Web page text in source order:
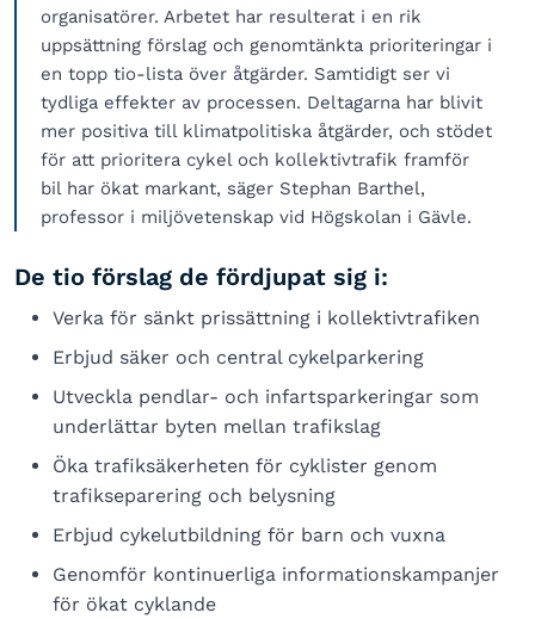
organisatörer. Arbetet har resulterat i en rik
uppsättning förslag och genomtänkta prioriteringar i
en topp tio-lista över åtgärder. Samtidigt ser vi
tydliga effekter av processen. Deltagarna har blivit
mer positiva till klimatpolitiska åtgärder, och stödet
för att prioritera cykel och kollektivtrafik framför
bil har ökat markant, säger Stephan Barthel,
professor i miljövetenskap vid Högskolan i Gävle.
De tio förslag de fördjupat sig i:
Verka för sänkt prissättning i kollektivtrafiken
Erbjud säker och central cykelparkering
Utveckla pendlar- och infartsparkeringar som
underlättar byten mellan trafikslag
Öka trafiksäkerheten för cyklister genom
trafikseparering och belysning
Erbjud cykelutbildning för barn och vuxna
Genomför kontinuerliga informationskampanjer
för ökat cyklande